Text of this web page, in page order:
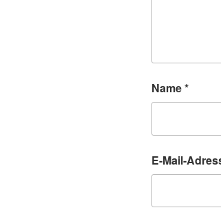
Name*
E-Mail-